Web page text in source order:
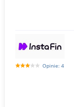
Opinie: 4